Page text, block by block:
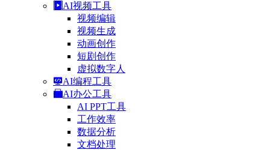
AI视频工具
视频编辑
视频生成
动画创作
短剧创作
虚拟数字人
AI编程工具
AI办公工具
AI PPT工具
工作效率
数据分析
文档处理